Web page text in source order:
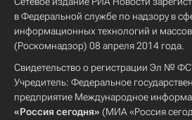
в Федеральной службе по надзору в
информационных технологий и
(Роскомнадзор) 08 апреля 2014 года.
Свидетельство о регистрации Эл №
Учредитель: Федеральное
предприятие Международное
«Россия сегодня» (МИА «Россия